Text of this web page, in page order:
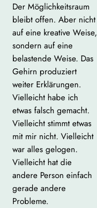
Der Möglichkeitsraum
bleibt offen. Aber nicht
auf eine kreative Weise,
sondern auf eine
belastende Weise. Das
Gehirn produziert
weiter Erklärungen.
Vielleicht habe ich
etwas falsch gemacht.
Vielleicht stimmt etwas
mit mir nicht. Vielleicht
war alles gelogen.
Vielleicht hat die
andere Person einfach
gerade andere
Probleme.